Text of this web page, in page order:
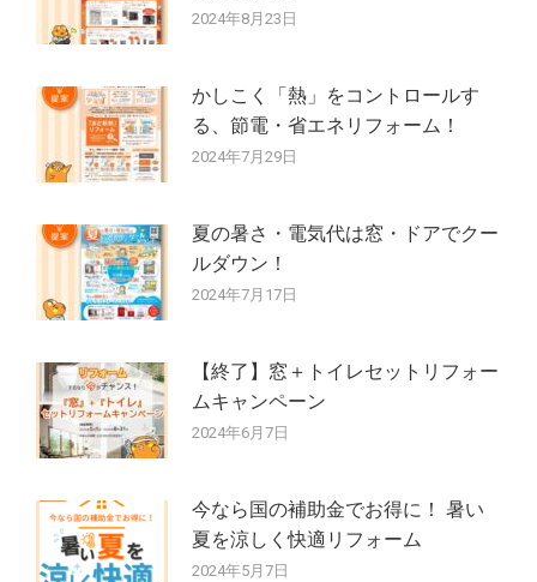
2024年8月23日
かしこく「熱」をコントロールす
る、節電・省エネリフォーム！
2024年7月29日
夏の暑さ・電気代は窓・ドアでクー
ルダウン！
2024年7月17日
【終了】窓＋トイレセットリフォー
ムキャンペーン
2024年6月7日
今なら国の補助金でお得に！ 暑い
夏を涼しく快適リフォーム
2024年5月7日